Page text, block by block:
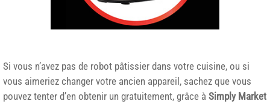
Si vous n’avez pas de robot pâtissier dans votre cuisine, ou si
vous aimeriez changer votre ancien appareil, sachez que vous
pouvez tenter d’en obtenir un gratuitement, grâce à Simply Market